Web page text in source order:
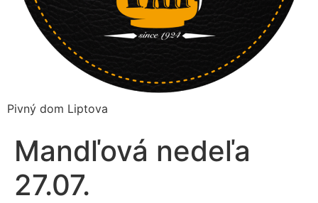
Pivný dom Liptova
Mandľová nedeľa
27.07.